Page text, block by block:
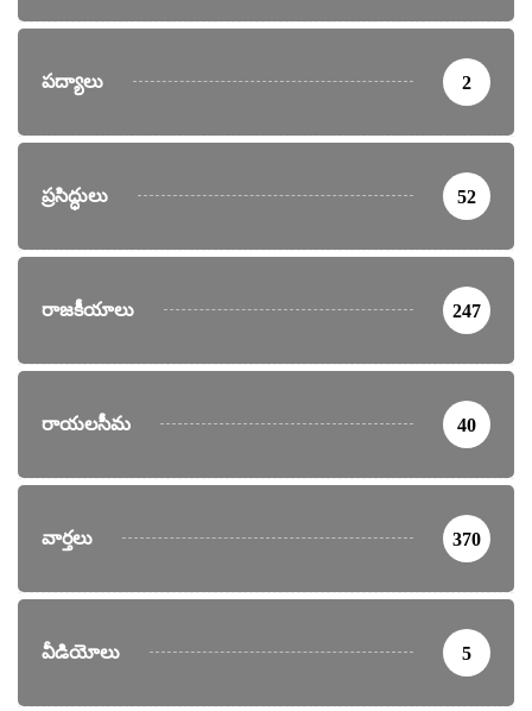
పద్యాలు 2
ప్రసిద్ధులు 52
రాజకీయాలు 247
రాయలసీమ 40
వార్తలు 370
వీడియోలు 5